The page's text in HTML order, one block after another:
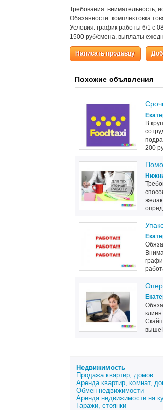
Требования: внимательность,
Обязанности: комплектовка
Условия: график работы 6/1 с
1500 руб/смена, выплаты
Написать продавцу
Похожие объявления
В
200
Недвижимость
Продажа квартир, домов
Аренда квартир, комнат,
Обмен недвижимости
Аренда недвижимости на
Гаражи, стоянки